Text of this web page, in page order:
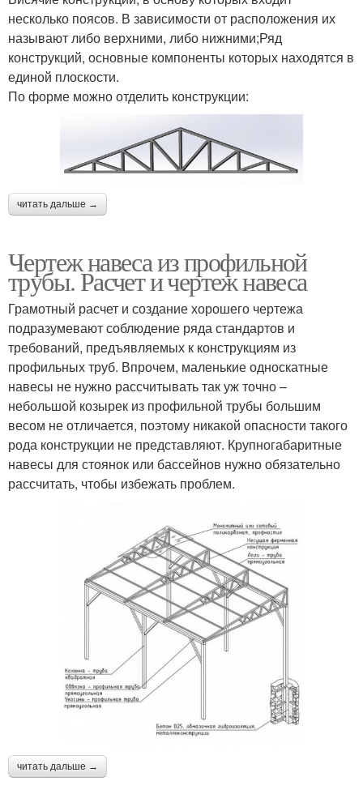
несколько поясов. В зависимости от расположения их
называют либо верхними, либо нижними;Ряд
конструкций, основные компоненты которых находятся в
единой плоскости.
По форме можно отделить конструкции:
читать дальше →
Чертеж навеса из профильной
трубы. Расчет и чертеж навеса
Грамотный расчет и создание хорошего чертежа
подразумевают соблюдение ряда стандартов и
требований, предъявляемых к конструкциям из
профильных труб. Впрочем, маленькие односкатные
навесы не нужно рассчитывать так уж точно –
небольшой козырек из профильной трубы большим
весом не отличается, поэтому никакой опасности такого
рода конструкции не представляют. Крупногабаритные
навесы для стоянок или бассейнов нужно обязательно
рассчитать, чтобы избежать проблем.
читать дальше →